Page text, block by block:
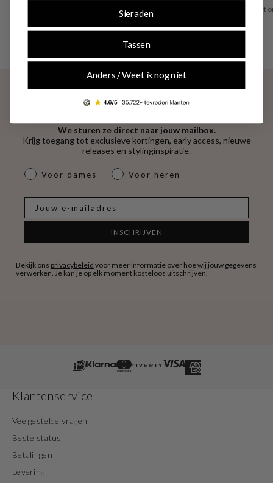
vooraf of achteraf
Trusted Shops geeft
Exclusieve deals en trendupdates
We sturen ze direct naar jouw mailbox.
Krijg toegang tot exclusieve kortingen, early access, nieuwe
releases en stylinginspiratie.
dames & heren
Voor dames Voor heren
INSCHRIJVEN
Bekijk ons privacybeleid voor meer informatie over hoe wij jouw gegevens
verwerken. Je kan je op elk moment kosteloos uitschrijven.
Klantenservice
Veelgestelde vragen
Bestelstatus
Betalingen
Levering
Sieraden
Tassen
Anders / Weet ik nog niet